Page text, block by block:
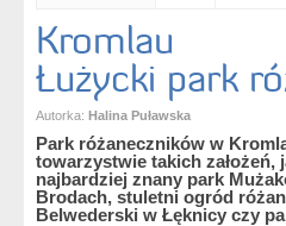
Saksonia / Sachsen
Kromlau
Łużycki park
Autorka: Halina Puławska
Park różaneczników w
towarzystwie takich założeń,
najbardziej znany park
Brodach, stuletni ogród
Belwederski w Łęknicy czy